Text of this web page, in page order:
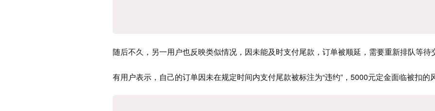
随后不久，另一用户也反映类似情况，因未能及时支付尾款，订单被顺延，需要重新排队等待
有用户表示，自己的订单因未在规定时间内支付尾款被标注为“违约”，5000元定金面临被扣的